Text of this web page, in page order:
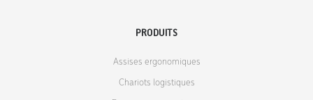
PRODUITS
Assises ergonomiques
Chariots logistiques